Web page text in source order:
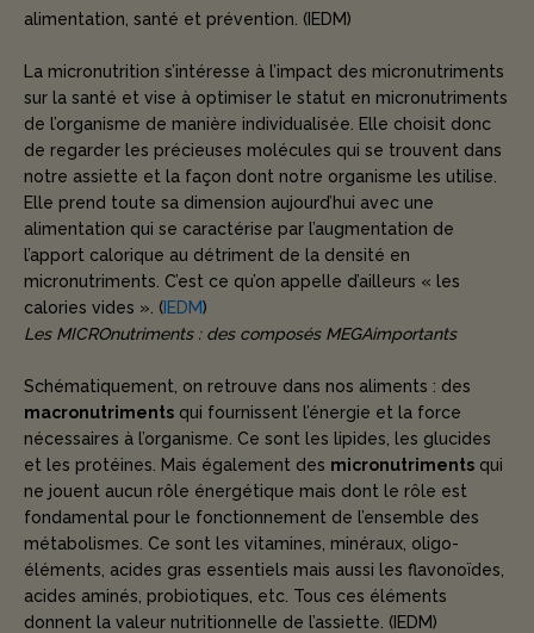
alimentation, santé et prévention. (IEDM)
La micronutrition s’intéresse à l’impact des micronutriments
sur la santé et vise à optimiser le statut en micronutriments
de l’organisme de manière individualisée. Elle choisit donc
de regarder les précieuses molécules qui se trouvent dans
notre assiette et la façon dont notre organisme les utilise.
Elle prend toute sa dimension aujourd’hui avec une
alimentation qui se caractérise par l’augmentation de
l’apport calorique au détriment de la densité en
micronutriments. C’est ce qu’on appelle d’ailleurs « les
calories vides ». ( IEDM)
Les MICROnutriments : des composés MEGAimportants
Schématiquement, on retrouve dans nos aliments : des
macronutriments qui fournissent l’énergie et la force
nécessaires à l’organisme. Ce sont les lipides, les glucides
et les protéines. Mais également des micronutriments qui
ne jouent aucun rôle énergétique mais dont le rôle est
fondamental pour le fonctionnement de l’ensemble des
métabolismes. Ce sont les vitamines, minéraux, oligo-
éléments, acides gras essentiels mais aussi les flavonoïdes,
acides aminés, probiotiques, etc. Tous ces éléments
donnent la valeur nutritionnelle de l’assiette. (IEDM)